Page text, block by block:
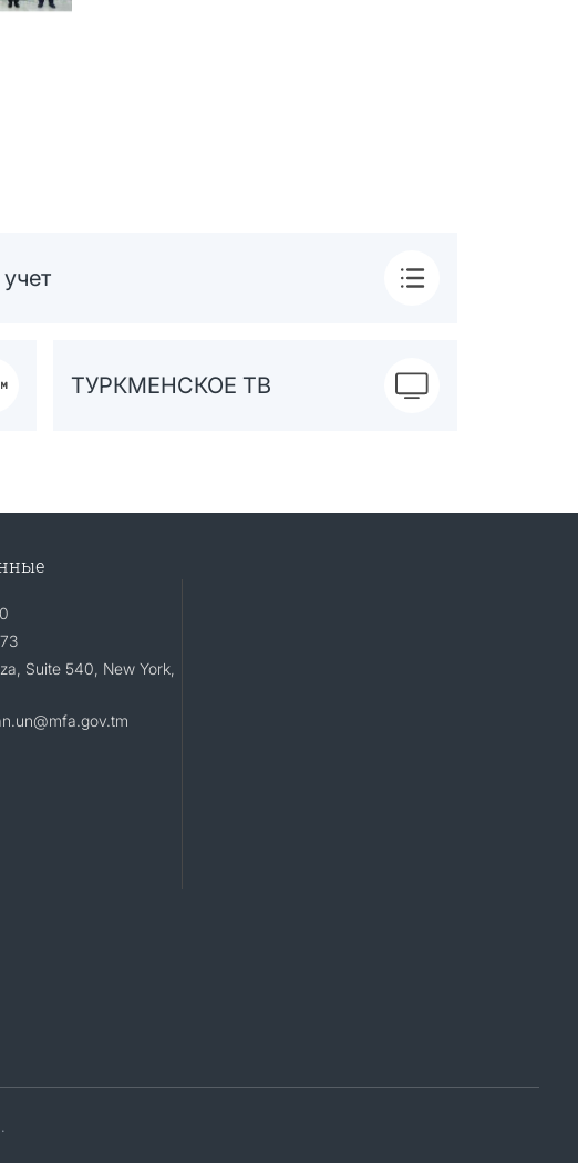
ТУРКМЕНСКОЕ ТВ
Suite 540, New York,